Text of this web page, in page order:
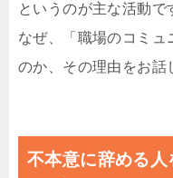
というのが主な活動で
なぜ、「職場のコミュ
のか、その理由をお話
不本意に辞める